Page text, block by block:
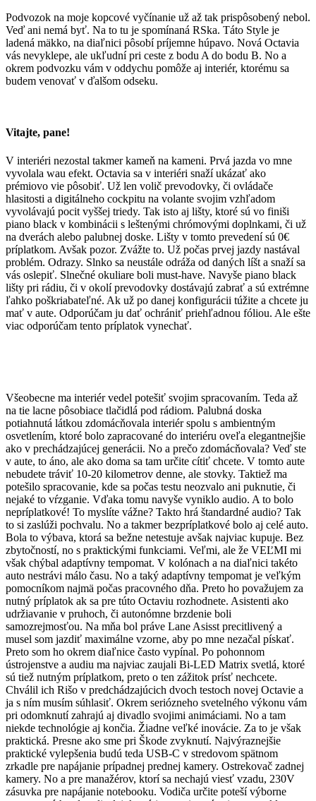
Podvozok na moje kopcové vyčínanie už až tak prispôsobený nebol.
Veď ani nemá byť. Na to tu je spomínaná RSka. Táto Style je
ladená mäkko, na diaľnici pôsobí príjemne húpavo. Nová Octavia
vás nevyklepe, ale ukľudní pri ceste z bodu A do bodu B. No a
okrem podvozku vám v oddychu pomôže aj interiér, ktorému sa
budem venovať v ďalšom odseku.
Vitajte, pane!
V interiéri nezostal takmer kameň na kameni. Prvá jazda vo mne
vyvolala wau efekt. Octavia sa v interiéri snaží ukázať ako
prémiovo vie pôsobiť. Už len volič prevodovky, či ovládače
hlasitosti a digitálneho cockpitu na volante svojim vzhľadom
vyvolávajú pocit vyššej triedy. Tak isto aj lišty, ktoré sú vo finiši
piano black v kombinácii s leštenými chrómovými doplnkami, či už
na dverách alebo palubnej doske. Lišty v tomto prevedení sú 0€
príplatkom. Avšak pozor. Zvážte to. Už počas prvej jazdy nastával
problém. Odrazy. Slnko sa neustále odráža od daných líšt a snaží sa
vás oslepiť. Slnečné okuliare boli must-have. Navyše piano black
lišty pri rádiu, či v okolí prevodovky dostávajú zabrať a sú extrémne
ľahko poškriabateľné. Ak už po danej konfigurácii túžite a chcete ju
mať v aute. Odporúčam ju dať ochrániť priehľadnou fóliou. Ale ešte
viac odporúčam tento príplatok vynechať.
Všeobecne ma interiér vedel potešiť svojim spracovaním. Teda až
na tie lacne pôsobiace tlačidlá pod rádiom. Palubná doska
potiahnutá látkou zdomácňovala interiér spolu s ambientným
osvetlením, ktoré bolo zapracované do interiéru oveľa elegantnejšie
ako v prechádzajúcej generácii. No a prečo zdomácňovala? Veď ste
v aute, to áno, ale ako doma sa tam určite cítiť chcete. V tomto aute
nebudete tráviť 10-20 kilometrov denne, ale stovky. Taktiež ma
potešilo spracovanie, kde sa počas testu neozvalo ani puknutie, či
nejaké to vŕzganie. Vďaka tomu navyše vyniklo audio. A to bolo
nepríplatkové! To myslíte vážne? Takto hrá štandardné audio? Tak
to si zaslúži pochvalu. No a takmer bezpríplatkové bolo aj celé auto.
Bola to výbava, ktorá sa bežne netestuje avšak najviac kupuje. Bez
zbytočností, no s praktickými funkciami. Veľmi, ale že VEĽMI mi
však chýbal adaptívny tempomat. V kolónach a na diaľnici takéto
auto nestrávi málo času. No a taký adaptívny tempomat je veľkým
pomocníkom najmä počas pracovného dňa. Preto ho považujem za
nutný príplatok ak sa pre túto Octaviu rozhodnete. Asistenti ako
udržiavanie v pruhoch, či autonómne brzdenie boli
samozrejmosťou. Na mňa bol práve Lane Asisst precitlivený a
musel som jazdiť maximálne vzorne, aby po mne nezačal pískať.
Preto som ho okrem diaľnice často vypínal. Po pohonnom
ústrojenstve a audiu ma najviac zaujali Bi-LED Matrix svetlá, ktoré
sú tiež nutným príplatkom, preto o ten zážitok prísť nechcete.
Chválil ich Rišo v predchádzajúcich dvoch testoch novej Octavie a
ja s ním musím súhlasiť. Okrem seriózneho svetelného výkonu vám
pri odomknutí zahrajú aj divadlo svojimi animáciami. No a tam
niekde technológie aj končia. Žiadne veľké inovácie. Za to je však
praktická. Presne ako sme pri Škode zvyknutí. Najvýraznejšie
praktické vylepšenia budú teda USB-C v stredovom spätnom
zrkadle pre napájanie prípadnej prednej kamery. Ostrekovač zadnej
kamery. No a pre manažérov, ktorí sa nechajú viesť vzadu, 230V
zásuvka pre napájanie notebooku. Vodiča určite poteší výborne